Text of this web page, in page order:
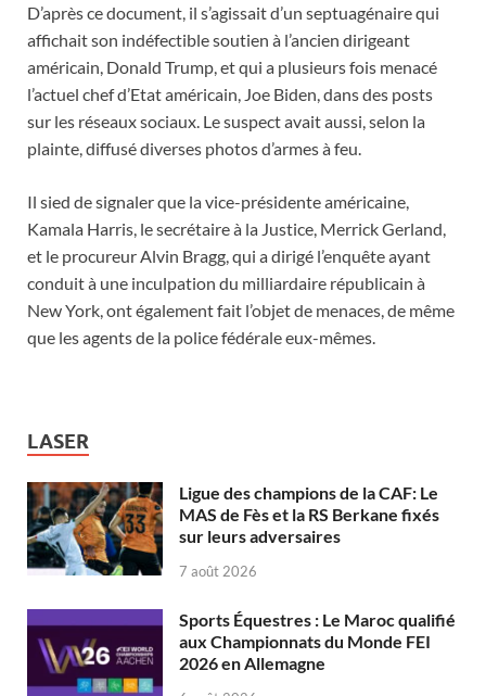
D’après ce document, il s’agissait d’un septuagénaire qui
affichait son indéfectible soutien à l’ancien dirigeant
américain, Donald Trump, et qui a plusieurs fois menacé
l’actuel chef d’Etat américain, Joe Biden, dans des posts
sur les réseaux sociaux. Le suspect avait aussi, selon la
plainte, diffusé diverses photos d’armes à feu.
Il sied de signaler que la vice-présidente américaine,
Kamala Harris, le secrétaire à la Justice, Merrick Gerland,
et le procureur Alvin Bragg, qui a dirigé l’enquête ayant
conduit à une inculpation du milliardaire républicain à
New York, ont également fait l’objet de menaces, de même
que les agents de la police fédérale eux-mêmes.
LASER
Ligue des champions de la CAF: Le
MAS de Fès et la RS Berkane fixés
sur leurs adversaires
7 août 2026
Sports Équestres : Le Maroc qualifié
aux Championnats du Monde FEI
2026 en Allemagne